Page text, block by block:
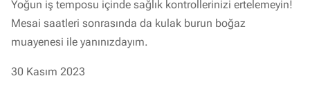
Yoğun iş temposu içinde sağlık kontrollerinizi ertelemeyin!
Mesai saatleri sonrasında da kulak burun boğaz
muayenesi ile yanınızdayım.
30 Kasım 2023